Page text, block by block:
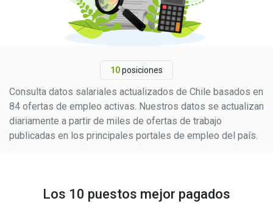
10posiciones
Consulta datos salariales actualizados de Chile basados en
84 ofertas de empleo activas. Nuestros datos se actualizan
diariamente a partir de miles de ofertas de trabajo
publicadas en los principales portales de empleo del país.
Los 10 puestos mejor pagados